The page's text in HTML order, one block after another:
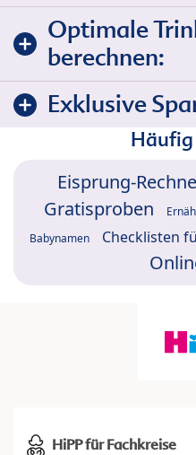
Optimale
berechnen:
Exklusive
Eisprung-
Gratisproben
Babynamen Checklisten
HiPP für Fachkreise